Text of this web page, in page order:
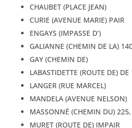
CHAUBET (PLACE JEAN)
CURIE (AVENUE MARIE) PAIR
ENGAYS (IMPASSE D’)
GALIANNE (CHEMIN DE LA)
GAY (CHEMIN DE)
LABASTIDETTE (ROUTE DE)
LANGER (RUE MARCEL)
MANDELA (AVENUE NELSON)
MASSONNÉ (CHEMIN DU)
MURET (ROUTE DE) IMPAIR